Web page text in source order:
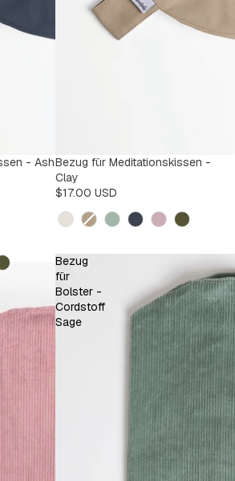
- AshAUSVERKAUFT
Bezug für Meditationskissen -
Clay
$17.00 USD
Kleur
Bezug
für
Bolster -
Cordstoff
Sage